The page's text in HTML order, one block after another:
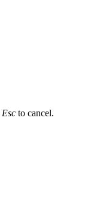
Esc to cancel.